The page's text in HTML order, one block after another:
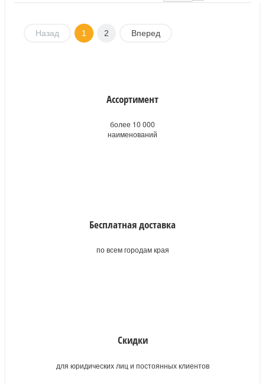
Назад 1 2 Вперед
Ассортимент
более 10 000
наименований
Бесплатная доставка
по всем городам края
Скидки
для юридических лиц и постоянных клиентов